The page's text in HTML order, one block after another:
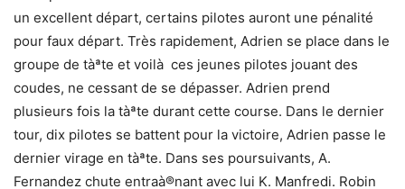
un excellent départ, certains pilotes auront une pénalité
pour faux départ. Très rapidement, Adrien se place dans le
groupe de tàªte et voilà ces jeunes pilotes jouant des
coudes, ne cessant de se dépasser. Adrien prend
plusieurs fois la tàªte durant cette course. Dans le dernier
tour, dix pilotes se battent pour la victoire, Adrien passe le
dernier virage en tàªte. Dans ses poursuivants, A.
Fernandez chute entraà®nant avec lui K. Manfredi. Robin